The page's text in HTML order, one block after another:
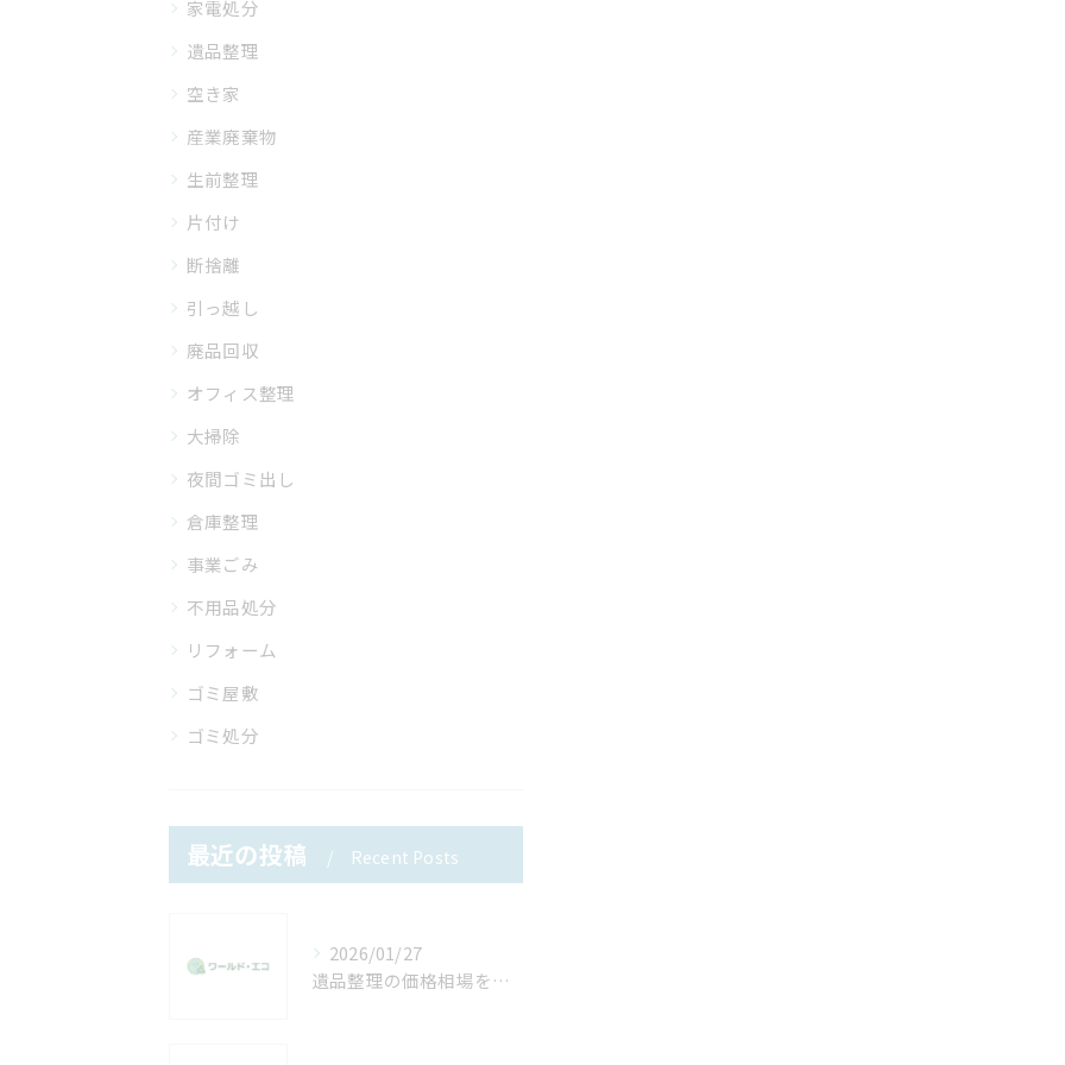
家電処分
遺品整理
空き家
産業廃棄物
生前整理
片付け
断捨離
引っ越し
廃品回収
オフィス整理
大掃除
夜間ゴミ出し
倉庫整理
事業ごみ
不用品処分
リフォーム
ゴミ屋敷
ゴミ処分
最近の投稿 Recent Posts
2026/01/27
遺品整理の価格相場を知って費用を抑える安心ポイントと具体策